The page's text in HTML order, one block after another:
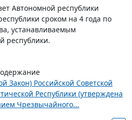
Автономной республики
сроком на 4 года по
устанавливаемым
республики.
Закон) Российской Советской
Республики (утверждена
Чрезвычайного...